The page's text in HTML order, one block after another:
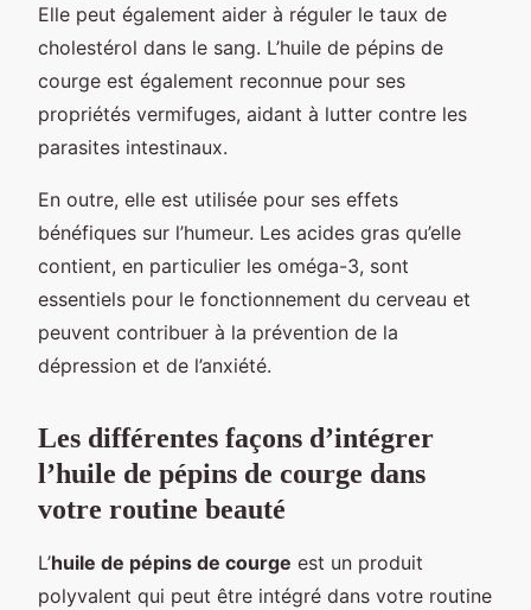
Elle peut également aider à réguler le taux de
cholestérol dans le sang. L’huile de pépins de
courge est également reconnue pour ses
propriétés vermifuges, aidant à lutter contre les
parasites intestinaux.
En outre, elle est utilisée pour ses effets
bénéfiques sur l’humeur. Les acides gras qu’elle
contient, en particulier les oméga-3, sont
essentiels pour le fonctionnement du cerveau et
peuvent contribuer à la prévention de la
dépression et de l’anxiété.
Les différentes façons d’intégrer
l’huile de pépins de courge dans
votre routine beauté
L’huile de pépins de courge est un produit
polyvalent qui peut être intégré dans votre routine